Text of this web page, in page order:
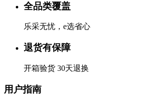
全品类覆盖
乐采无忧，e选省心
退货有保障
开箱验货 30天退换
用户指南